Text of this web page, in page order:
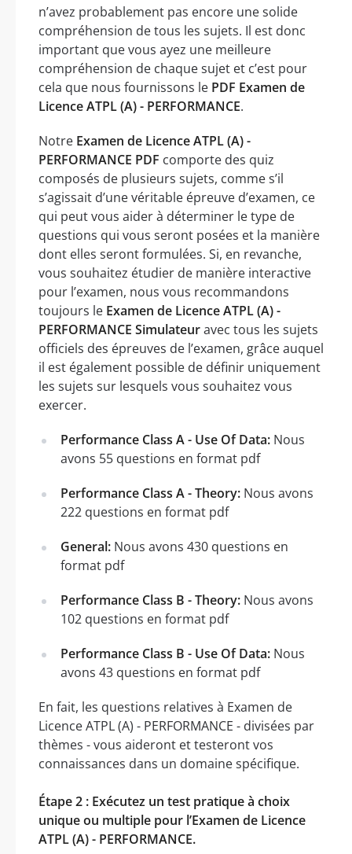
n’avez probablement pas encore une solide
compréhension de tous les sujets. Il est donc
important que vous ayez une meilleure
compréhension de chaque sujet et c’est pour
cela que nous fournissons le PDF Examen de
Licence ATPL (A) - PERFORMANCE.
Notre Examen de Licence ATPL (A) -
PERFORMANCE PDF comporte des quiz
composés de plusieurs sujets, comme s’il
s’agissait d’une véritable épreuve d’examen, ce
qui peut vous aider à déterminer le type de
questions qui vous seront posées et la manière
dont elles seront formulées. Si, en revanche,
vous souhaitez étudier de manière interactive
pour l’examen, nous vous recommandons
toujours le Examen de Licence ATPL (A) -
PERFORMANCE Simulateuravec tous les sujets
officiels des épreuves de l’examen, grâce auquel
il est également possible de définir uniquement
les sujets sur lesquels vous souhaitez vous
exercer.
Performance Class A - Use Of Data: Nous
avons 55 questions en format pdf
Performance Class A - Theory: Nous avons
222 questions en format pdf
General: Nous avons 430 questions en
format pdf
Performance Class B - Theory: Nous avons
102 questions en format pdf
Performance Class B - Use Of Data: Nous
avons 43 questions en format pdf
En fait, les questions relatives à Examen de
Licence ATPL (A) - PERFORMANCE - divisées par
thèmes - vous aideront et testeront vos
connaissances dans un domaine spécifique.
Étape 2 : Exécutez un test pratique à choix
unique ou multiple pour l’Examen de Licence
ATPL (A) - PERFORMANCE.